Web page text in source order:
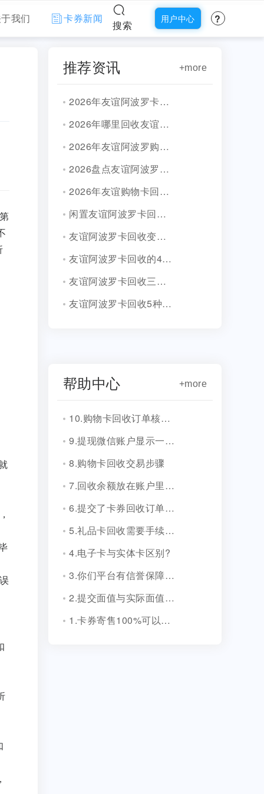
我们 卡券新闻
搜索
用户中心 ?
推荐资讯 +more
2026年友谊阿波罗卡回收4种途径！
2026年哪里回收友谊阿波罗购物卡价格最高?
2026年友谊阿波罗购物卡在哪里可以回收！
2026盘点友谊阿波罗卡回收热门方法!
2026年友谊购物卡回收4种方式！
闲置友谊阿波罗卡回收攻略！
友谊阿波罗卡回收变现怎么选择平台？
友谊阿波罗卡回收的4种精选渠道！
友谊阿波罗卡回收三种方法汇总！
友谊阿波罗卡回收5种实用回收法！
帮助中心 +more
10.购物卡回收订单核销会有消息通知吗？
9.提现微信账户显示一串字符是什么？
8.购物卡回收交易步骤
7.回收余额放在账户里安全吗？
6.提交了卡券回收订单，多久到账？
5.礼品卡回收需要手续费吗?
4.电子卡与实体卡区别?
3.你们平台有信誉保障吗？
2.提交面值与实际面值不一致，怎么办？
1.卡券寄售100%可以成功吗？